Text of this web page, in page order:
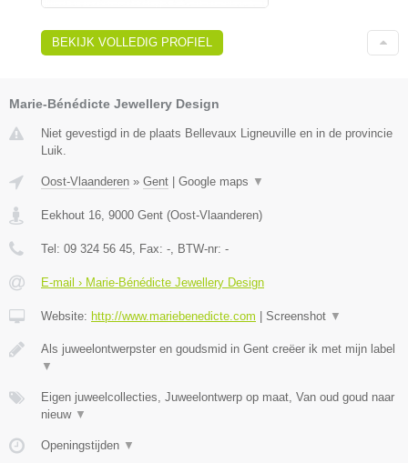
BEKIJK VOLLEDIG PROFIEL
Marie-Bénédicte Jewellery Design
Niet gevestigd in de plaats Bellevaux Ligneuville en in de provincie
Luik.
Oost-Vlaanderen » Gent Google maps ▼
Eekhout 16, 9000 Gent (Oost-Vlaanderen)
Tel: 09 324 56 45, Fax: -, BTW-nr: -
E-mail › Marie-Bénédicte Jewellery Design
Website: http://www.mariebenedicte.com Screenshot ▼
Als juweelontwerpster en goudsmid in Gent creëer ik met mijn label
▼
Eigen juweelcollecties, Juweelontwerp op maat, Van oud goud naar
nieuw ▼
Openingstijden ▼